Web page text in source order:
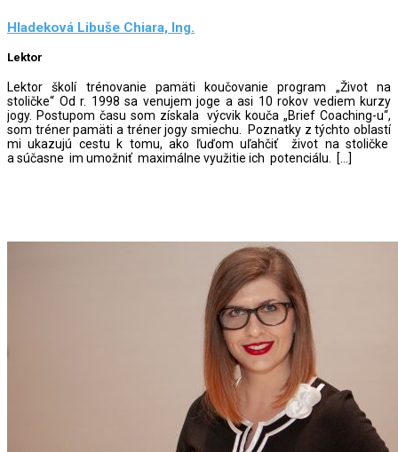
Hladeková Libuše Chiara, Ing.
Lektor
Lektor školí trénovanie pamäti koučovanie program „Život na
stoličke“ Od r. 1998 sa venujem joge a asi 10 rokov vediem kurzy
jogy. Postupom času som získala výcvik kouča „Brief Coaching-u“,
som tréner pamäti a tréner jogy smiechu. Poznatky z týchto oblastí
mi ukazujú cestu k tomu, ako ľuďom uľahčiť život na stoličke
a súčasne im umožniť maximálne využitie ich potenciálu. […]